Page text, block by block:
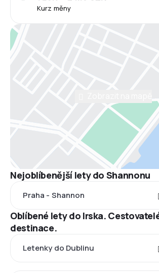
Kurz měny
Nejoblíbenější lety do Shannonu
Praha - Shannon
Oblíbené lety do Irska.
destinace.
Letenky do Dublinu